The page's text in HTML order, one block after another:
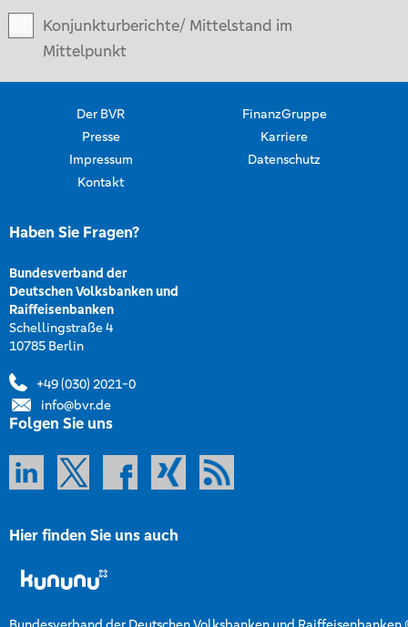
Konjunkturberichte/ Mittelstand im
Mittelpunkt
Der BVR
FinanzGruppe
Presse
Karriere
Impressum
Datenschutz
Kontakt
Haben Sie Fragen?
Bundesverband der
Deutschen Volksbanken und
Raiffeisenbanken
Schellingstraße 4
10785 Berlin
+49 (030) 2021-0
info@bvr.de
Folgen Sie uns
Hier finden Sie uns auch